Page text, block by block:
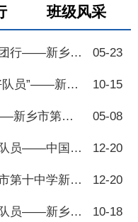
班级风采
2026年离队入团仪式 05-23
七年级少先队建队仪式 10-15
年离队入团仪式 05-08
十中学第五次代表大会 12-20
入团仪式圆满举行 12-20
年七年级少先队建队仪式 10-18